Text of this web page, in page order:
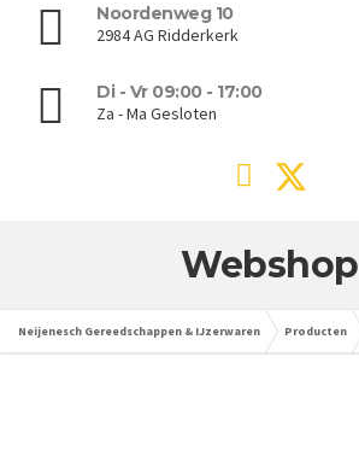
Noordenweg 10
2984 AG Ridderkerk
Di - Vr 09:00 - 17:00
Za - Ma Gesloten
Webshop
Neijenesch Gereedschappen & IJzerwaren Producten